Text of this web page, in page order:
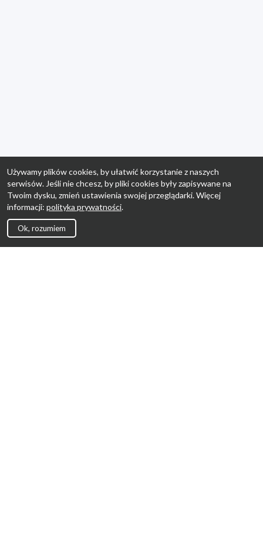
Używamy plików cookies, by ułatwić korzystanie z naszych
serwisów. Jeśli nie chcesz, by pliki cookies były zapisywane na
Twoim dysku, zmień ustawienia swojej przeglądarki. Więcej
informacji: polityka prywatności.
Ok, rozumiem